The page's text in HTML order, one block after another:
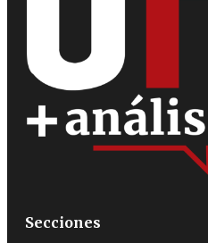
Secciones